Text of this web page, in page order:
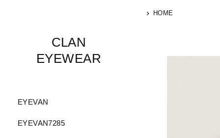
CLAN
EYEWEAR
EYEVAN
EYEVAN7285
HOME